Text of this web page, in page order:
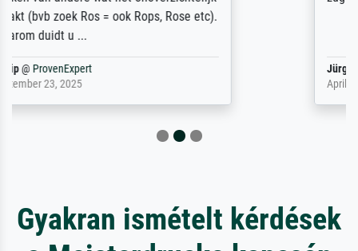
Jürgen
April 22, 2026
Gyakran ismételt kérdések